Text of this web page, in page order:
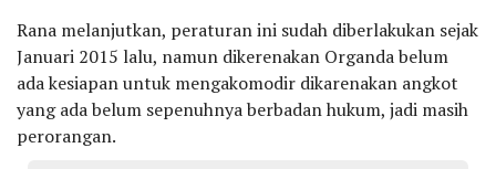
Rana melanjutkan, peraturan ini sudah diberlakukan sejak
Januari 2015 lalu, namun dikerenakan Organda belum
ada kesiapan untuk mengakomodir dikarenakan angkot
yang ada belum sepenuhnya berbadan hukum, jadi masih
perorangan.